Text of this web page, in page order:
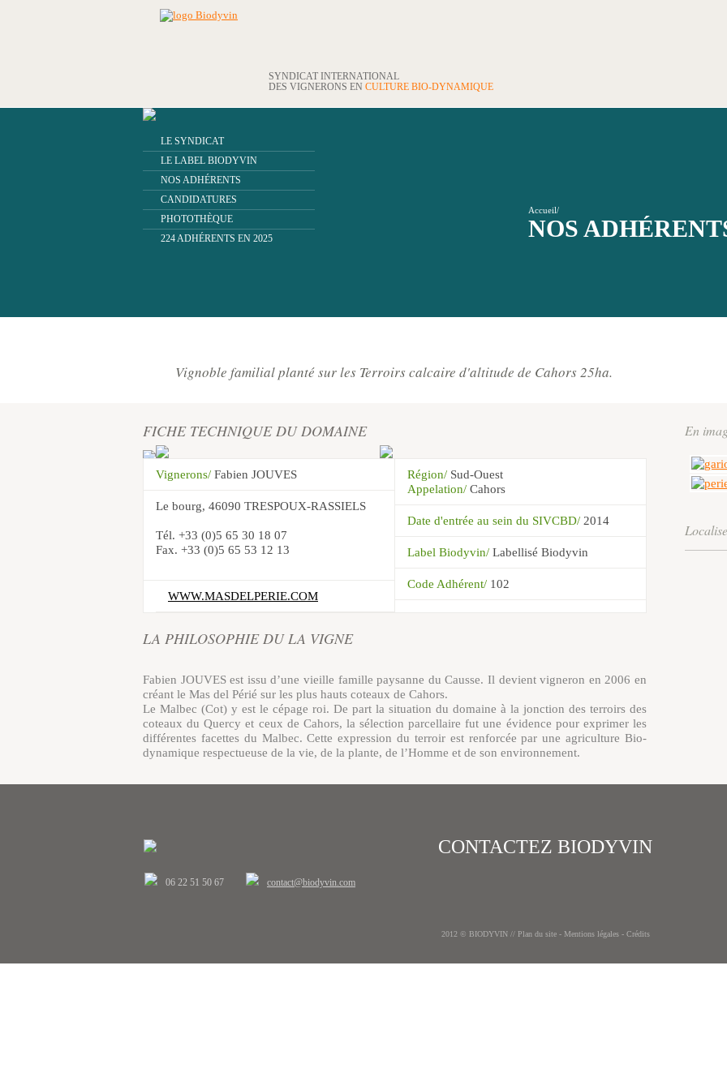
SYNDICAT INTERNATIONAL
DES VIGNERONS EN CULTURE BIO-DYNAMIQUE
LE SYNDICAT
LE LABEL BIODYVIN
NOS ADHÉRENTS
CANDIDATURES
PHOTOTHÈQUE
224 ADHÉRENTS EN 2025
Accueil/
NOS
Vignoble familial planté sur les Terroirs calcaire d'altitude de Cahors 25ha.
FICHE TECHNIQUE DU DOMAINE
Vignerons/ Fabien JOUVES
Le bourg, 46090 TRESPOUX-RASSIELS
Tél. +33 (0)5 65 30 18 07
Fax. +33 (0)5 65 53 12 13
WWW.MASDELPERIE.COM
Région/ Sud-Ouest
Appelation/ Cahors
Date d'entrée au sein du SIVCBD/ 2014
Label Biodyvin/ Labellisé Biodyvin
Code Adhérent/ 102
LA PHILOSOPHIE DU LA VIGNE
Fabien JOUVES est issu d’une vieille famille paysanne du Causse. Il devient vigneron en 2006 en
créant le Mas del Périé sur les plus hauts coteaux de Cahors.
Le Malbec (Cot) y est le cépage roi. De part la situation du domaine à la jonction des terroirs des
coteaux du Quercy et ceux de Cahors, la sélection parcellaire fut une évidence pour exprimer les
différentes facettes du Malbec. Cette expression du terroir est renforcée par une agriculture Bio-
dynamique respectueuse de la vie, de la plante, de l’Homme et de son environnement.
l’accompagnement du vin jusqu’à sa maturité, en cuves bétons, futs et foudres suivant sa
personnalité.
En
CONTACTEZ BIODYVIN
06 22 51 50 67 contact@biodyvin.com
2012 © BIODYVIN // Plan du site- Mentions légales- Crédits